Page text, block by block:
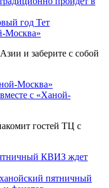
год Тет
Москва»
и заберите с собой
с «Ханой-
гостей ТЦ с
пятничный